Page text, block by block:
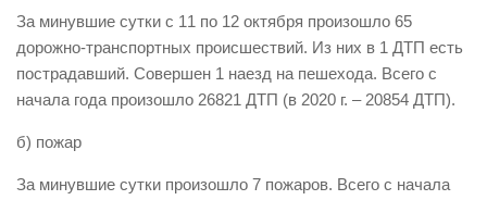
Памятки населению
Как стать спасателем
Уголок гражданской обороны
Пресс-центр
За минувшие сутки с 11 по 12 октября произошло 65
дорожно-транспортных происшествий. Из них в 1 ДТП есть
пострадавший. Совершен 1 наезд на пешехода. Всего с
начала года произошло 26821 ДТП (в 2020 г. – 20854 ДТП).
б) пожар
За минувшие сутки произошло 7 пожаров. Всего с начала